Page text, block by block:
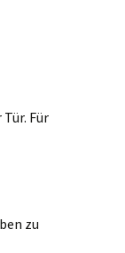
Für
zu